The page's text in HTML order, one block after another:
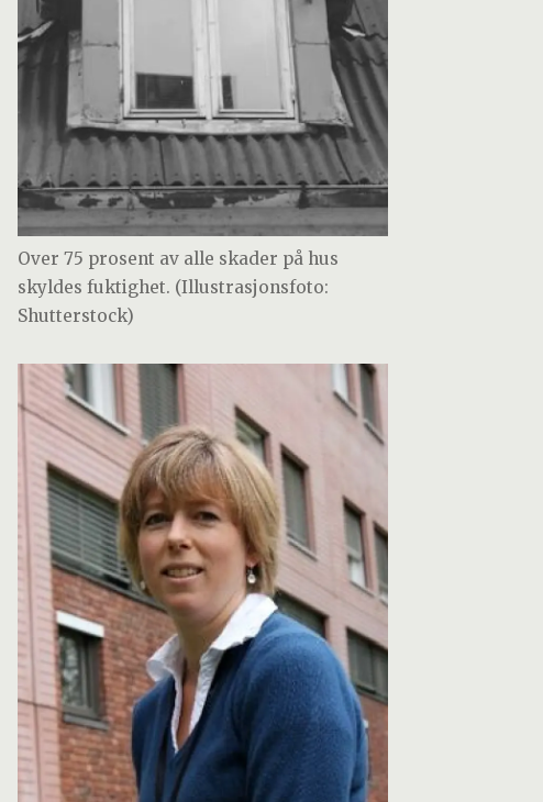
Over 75 prosent av alle skader på hus
skyldes fuktighet. (Illustrasjonsfoto:
Shutterstock)